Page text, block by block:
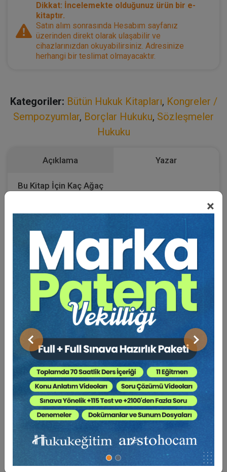
×
Önceki Sonraki
Dikkat: İncelemekte olduğunuz ürün bir e-
kitaptır.
Satın alım sonrasında Hesabım sayfanız
üzerinden direkt olarak ulaşabilir ve
cihazlarınızdan okuyabilirsiniz. Adresinize
herhangi bir teslimat olmayacaktır.
Kategoriler: Bütün Hukuk Kitapları, Kongreler /
Sempozyumlar, Borçlar Hukuku, Sözleşmeler
Hukuku
Açıklama Yazar
Bu Kitap İçin Kaç Ağaç
Kesiliyor ?
ÖZET
1) Eser Sözleşmelerinde “ yüklenicinin ” işçilerinin
geçirdikleri iş kazalarından veya üçüncü kişilere verilen
zararlardan dolayı
“iş sahibi” sorumlu tutulamaz.
2) Bu konuda bilirkişi olarak görevlendirilen “iş sağlığı ve
güvenliği” uzmanlarının raporlarında, yüklenici ile birlikte
sahibi”de kusurlu ve sorumlu bulunarak
mahkemeler
yanıltılmakta, yanlış ve haksız kararlar verilmesine neden
3) Yargıtay kararlarına göre “İşveren olmayaniş sahibinin
olayda kusurunun bulunup bulunmadığı, İşçi Sağlığı ve
Güvenliği mevzuatına göre tayin ve tespit olunamaz.”
talimat verme, yapılan işi kontrol ve denetleme yetkisi
tanınmışsa, ancak o zaman “iş sahibi” yüklenici ile birlikte
ortaklaşa sorumlu tutulabilir. Bu, daha çok kamu